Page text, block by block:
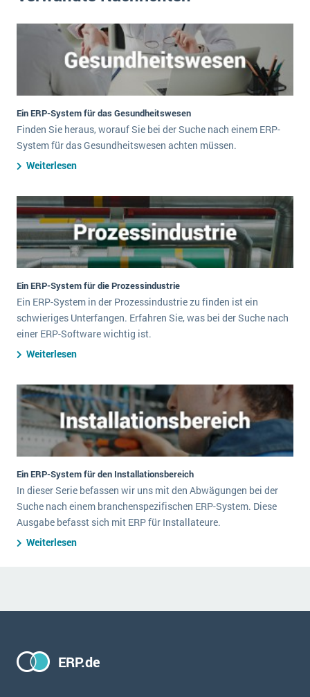
Ein ERP-System für das Gesundheitswesen
Finden Sie heraus, worauf Sie bei der Suche nach einem ERP-
System für das Gesundheitswesen achten müssen.
Weiterlesen
Ein ERP-System für die Prozessindustrie
Ein ERP-System in der Prozessindustrie zu finden ist ein
schwieriges Unterfangen. Erfahren Sie, was bei der Suche nach
einer ERP-Software wichtig ist.
Weiterlesen
Ein ERP-System für den Installationsbereich
In dieser Serie befassen wir uns mit den Abwägungen bei der
Suche nach einem branchenspezifischen ERP-System. Diese
Ausgabe befasst sich mit ERP für Installateure.
Weiterlesen
ERP.de